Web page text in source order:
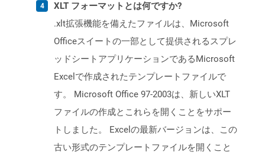
XLT フォーマットとは何ですか?
.xlt拡張機能を備えたファイルは、Microsoft
Officeスイートの一部として提供されるスプレ
ッドシートアプリケーションであるMicrosoft
Excelで作成されたテンプレートファイルで
す。 Microsoft Office 97-2003は、新しいXLT
ファイルの作成とこれらを開くことをサポー
トしました。 Excelの最新バージョンは、この
古い形式のテンプレートファイルを開くこと